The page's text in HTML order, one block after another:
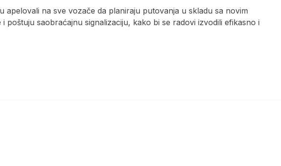
apelovali na sve vozače da planiraju putovanja u skladu sa novim
poštuju saobraćajnu signalizaciju, kako bi se radovi izvodili efikasno i